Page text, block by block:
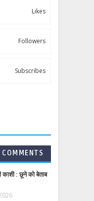
Likes
Followers
Subscribes
COMMENTS
काशी : छूने को बेताब